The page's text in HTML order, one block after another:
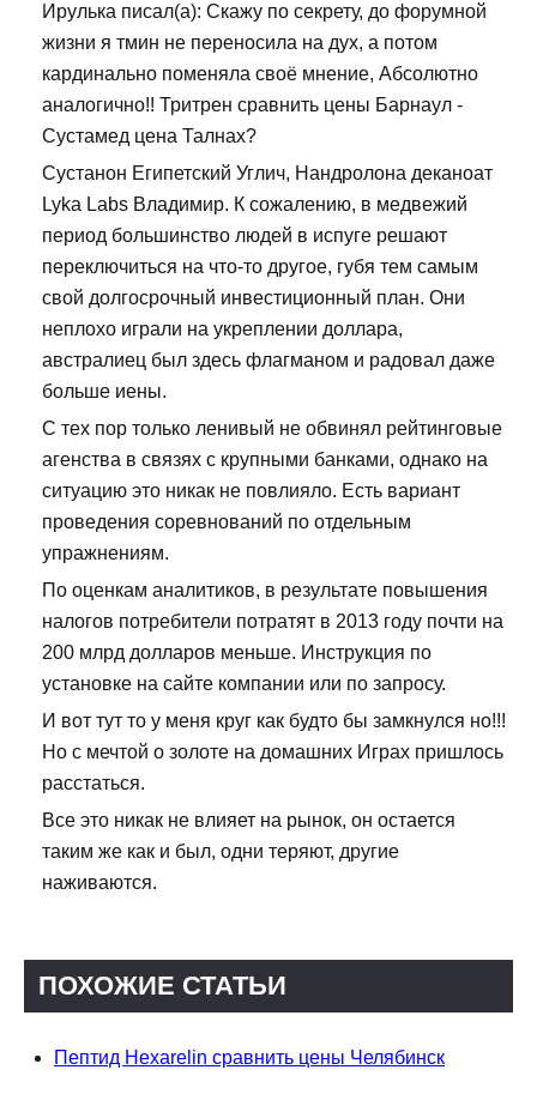
Ирулька писал(а): Скажу по секрету, до форумной
жизни я тмин не переносила на дух, а потом
кардинально поменяла своё мнение, Абсолютно
аналогично!! Тритрен сравнить цены Барнаул -
Сустамед цена Талнах?
Сустанон Египетский Углич, Нандролона деканоат
Lyka Labs Владимир. К сожалению, в медвежий
период большинство людей в испуге решают
переключиться на что-то другое, губя тем самым
свой долгосрочный инвестиционный план. Они
неплохо играли на укреплении доллара,
австралиец был здесь флагманом и радовал даже
больше иены.
С тех пор только ленивый не обвинял рейтинговые
агенства в связях с крупными банками, однако на
ситуацию это никак не повлияло. Есть вариант
проведения соревнований по отдельным
упражнениям.
По оценкам аналитиков, в результате повышения
налогов потребители потратят в 2013 году почти на
200 млрд долларов меньше. Инструкция по
установке на сайте компании или по запросу.
И вот тут то у меня круг как будто бы замкнулся но!!!
Но с мечтой о золоте на домашних Играх пришлось
расстаться.
Все это никак не влияет на рынок, он остается
таким же как и был, одни теряют, другие
наживаются.
ПОХОЖИЕ СТАТЬИ
Пептид Hexarelin сравнить цены Челябинск